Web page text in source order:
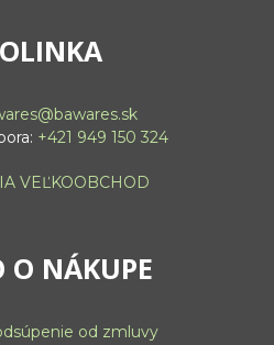
+421 949 150 324
VEĽKOOBCHOD
O NÁKUPE
od zmluvy